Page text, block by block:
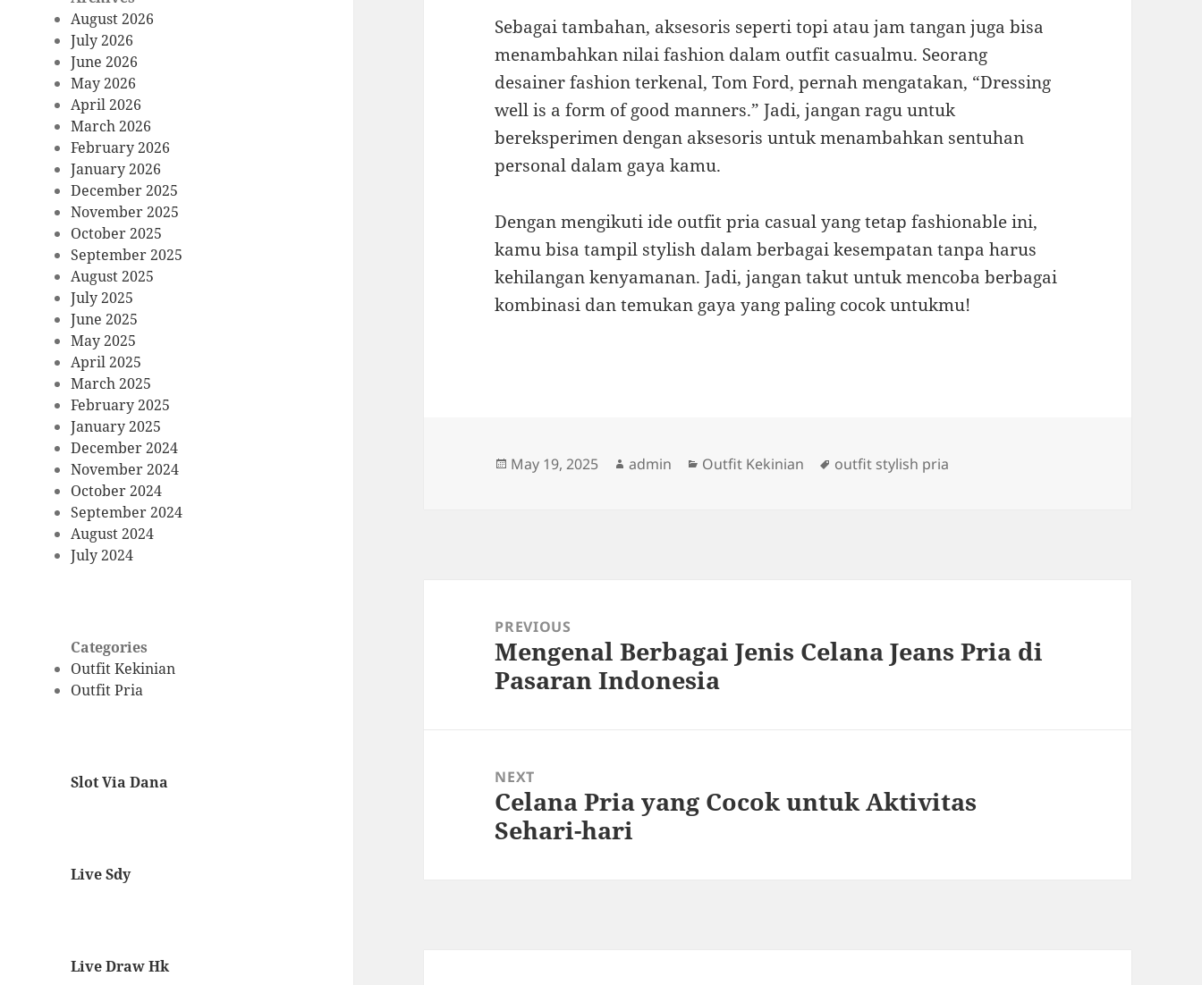
August 2026
July 2026
June 2026
May 2026
April 2026
March 2026
February 2026
January 2026
December 2025
November 2025
October 2025
September 2025
August 2025
July 2025
June 2025
May 2025
April 2025
March 2025
February 2025
January 2025
December 2024
November 2024
October 2024
September 2024
August 2024
July 2024
Categories
Outfit Kekinian
Outfit Pria
Slot Via Dana
Live Sdy
Live Draw Hk
Sebagai tambahan, aksesoris seperti topi atau jam tangan juga bisa
menambahkan nilai fashion dalam outfit casualmu. Seorang
desainer fashion terkenal, Tom Ford, pernah mengatakan, “Dressing
well is a form of good manners.” Jadi, jangan ragu untuk
bereksperimen dengan aksesoris untuk menambahkan sentuhan
personal dalam gaya kamu.
Dengan mengikuti ide outfit pria casual yang tetap fashionable ini,
kamu bisa tampil stylish dalam berbagai kesempatan tanpa harus
kehilangan kenyamanan. Jadi, jangan takut untuk mencoba berbagai
kombinasi dan temukan gaya yang paling cocok untukmu!
Posted
May 19, 2025 Author
admin Categories
Outfit Kekinian Tags
outfit stylish pria
navigationPREVIOUS
Previous
post:
Mengenal Berbagai Jenis Celana Jeans Pria di
Pasaran Indonesia
NEXT
Next
post:
Celana Pria yang Cocok untuk Aktivitas
Sehari-hari